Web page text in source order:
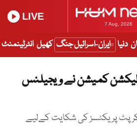
7 Aug, 2026
LIVE
دنیا ایران-اسرائیل جنگ کھیل انٹرٹینمنٹ
کمیشن نے ویجیلنس
پریکٹسز کی شکایت کےلیے